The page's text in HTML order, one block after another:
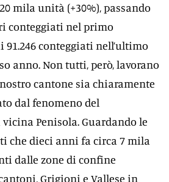
mila unità (+30%), passando
conteggiati nel primo
91.246 conteggiati nell’ultimo
anno. Non tutti, però, lavorano
cantone sia chiaramente
dal fenomeno del
Penisola. Guardando le
che dieci anni fa circa 7 mila
dalle zone di confine
Grigioni e Vallese in